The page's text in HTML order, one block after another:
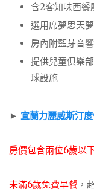
含2客知味西餐
選用席夢思天
房內附藍芽音
提供兒童俱樂
球設施
► 宜蘭力麗威斯汀度
房價包含兩位6歲以
未滿6歲免費早餐 ，